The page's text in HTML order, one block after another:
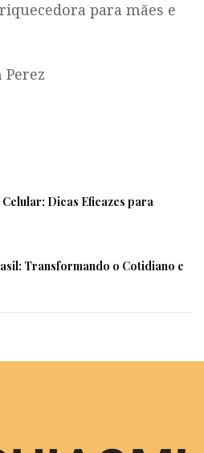
para mães e
Dicas Eficazes para
Transformando o Cotidiano e